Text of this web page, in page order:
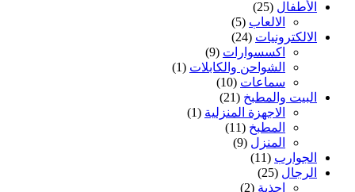
الأطفال (25)
الالعاب (5)
الالكترونيات (24)
اكسسوارات (9)
الشواحن والكابلات (1)
سماعات (10)
البيت والمطبخ (21)
الاجهزة المنزلية (1)
المطبخ (11)
المنزل (9)
الجوارب (11)
الرجال (25)
احذية (2)